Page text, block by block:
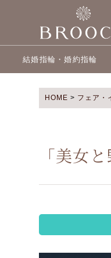
結婚指輪・婚約指輪
HOME > フェア・
「美女